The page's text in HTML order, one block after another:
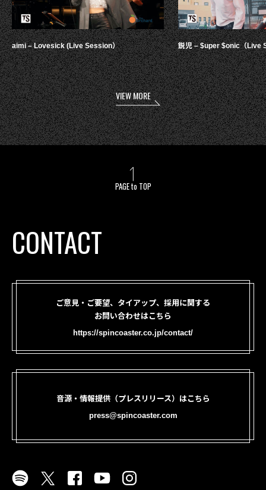
aimi – Lovesick (Live Session） 鋭児 – $uper $onic（Live
VIEW MORE
PAGE to TOP
CONTACT
ご意見・ご要望、タイアップ、採用に関する
お問い合わせはこちら
https://spincoaster.co.jp/contact/
音源・情報提供（プレスリリース）はこちら
press@spincoaster.com